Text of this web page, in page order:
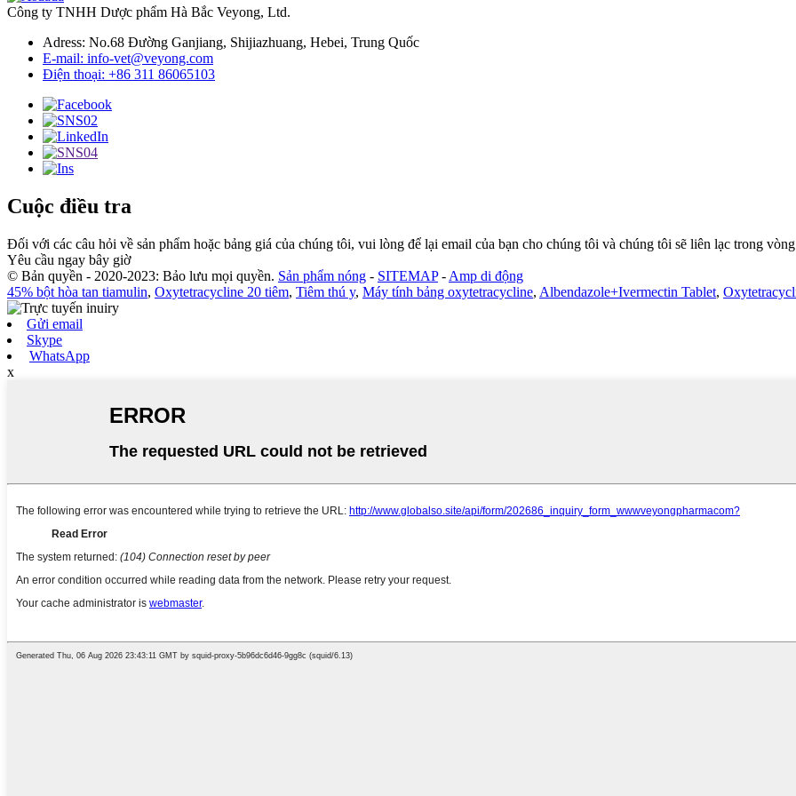
Công ty TNHH Dược phẩm Hà Bắc Veyong, Ltd.
Adress: No.68 Đường Ganjiang, Shijiazhuang, Hebei, Trung Quốc
E-mail: info-vet@veyong.com
Điện thoại: +86 311 86065103
Cuộc điều tra
Đối với các câu hỏi về sản phẩm hoặc bảng giá của chúng tôi, vui lòng để lại email của bạn cho chúng tôi và chúng tôi sẽ liên lạc trong
Yêu cầu ngay bây giờ
© Bản quyền - 2020-2023: Bảo lưu mọi quyền. Sản phẩm nóng - SITEMAP- Amp di động
45% bột hòa tan tiamulin, Oxytetracycline 20 tiêm, Tiêm thú y, Máy tính bảng oxytetracycline, Albendazole+Ivermectin Tablet,
Gửi email
Skype
WhatsApp
x